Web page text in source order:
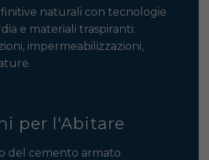
naturali con tecnologie
e materiali traspiranti:
impermeabilizzazioni,
per l'Abitare
del cemento armato